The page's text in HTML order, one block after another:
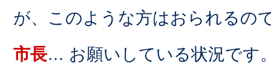
が、このような方はおられるの
市長… お願いしている状況です